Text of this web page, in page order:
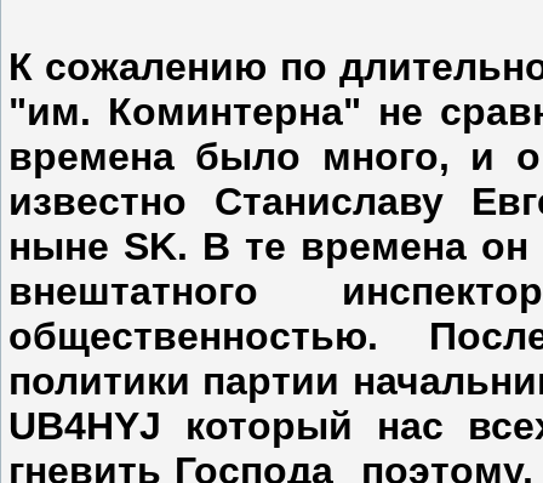
К сожалению по
"им. Коминтерна" не
времена было много, и
известно Станиславу
ныне SK. В те времена
внештатного
общественностью.
политики партии
UB4HYJ который нас
гневить Господа